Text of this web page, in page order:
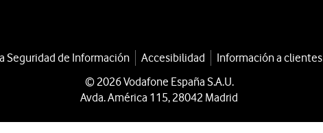
Seguridad de Información Accesibilidad Información a clientes
© 2026 Vodafone España S.A.U.
Avda. América 115, 28042 Madrid